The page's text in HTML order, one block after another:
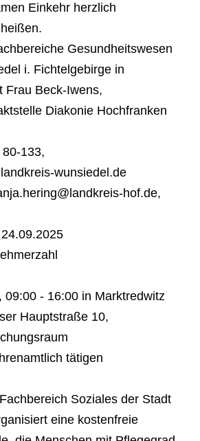
Einkehr herzlich
Gesundheitswesen
i. Fichtelgebirge in
Frau Beck-Iwens,
Diakonie Hochfranken
133,
wunsiedel.de
hof.de,
09:00 - 16:00 in Marktredwitz
Hauptstraße 10,
tätigen
Soziales der Stadt
eine kostenfreie